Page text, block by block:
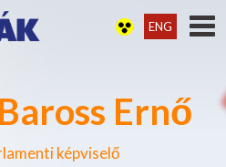
Ernő
képviselő
ENG